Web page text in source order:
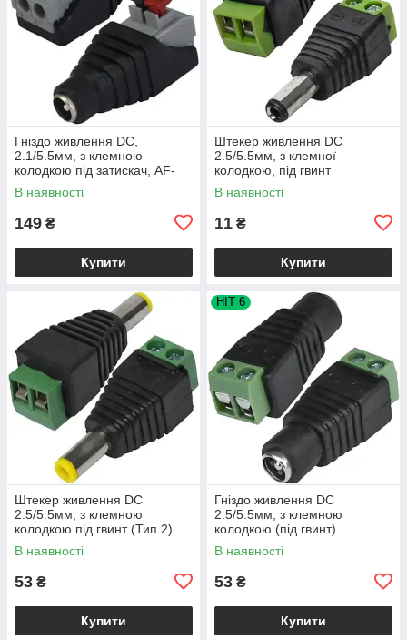
Гніздо живлення DC,
2.1/5.5мм, з клемною
колодкою під затискач, AF-
13, 1уп-5шт
В наявності
149 ₴
Купити
Штекер живлення DC
2.5/5.5мм, з клемної
колодкою, під гвинт
В наявності
11 ₴
Купити
Штекер живлення DC
2.5/5.5мм, з клемною
колодкою під гвинт (Тип 2)
В наявності
53 ₴
Купити
HIT 6
Гніздо живлення DC
2.5/5.5мм, з клемною
колодкою (під гвинт)
В наявності
53 ₴
Купити